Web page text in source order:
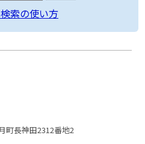
索の使い方
町長神田2312番地2